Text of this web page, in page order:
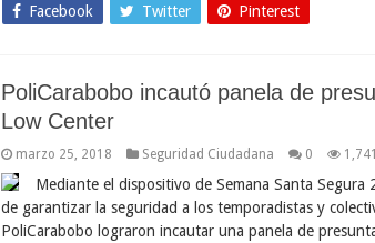
Facebook Twitter Pinterest
PoliCarabobo incautó panela de
Low Center
marzo 25, 2018 Seguridad Ciudadana 0 1,741
Mediante el dispositivo de Semana Santa
de garantizar la seguridad a los temporadistas y
PoliCarabobo lograron incautar una panela de